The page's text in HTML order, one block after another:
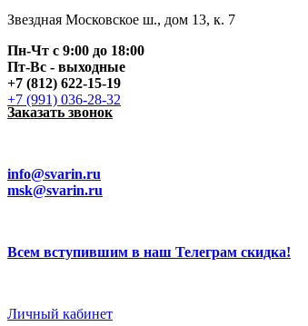
Звездная Московское ш., дом 13, к. 7
Пн-Чт с 9:00 до 18:00
Пт-Вс - выходные
+7 (812) 622-15-19
+7 (991) 036-28-32
Заказать звонок
info@svarin.ru
msk@svarin.ru
Всем вступившим в наш Телеграм скидка!
Личный кабинет